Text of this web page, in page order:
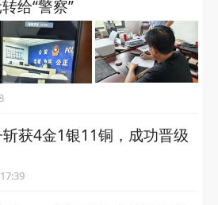
给“警察”
获4金1银11铜，成功晋级
03 17:39